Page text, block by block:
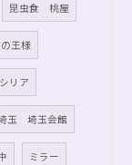
昆虫食 桃屋
王様
リア
玉 埼玉会館
ミラー